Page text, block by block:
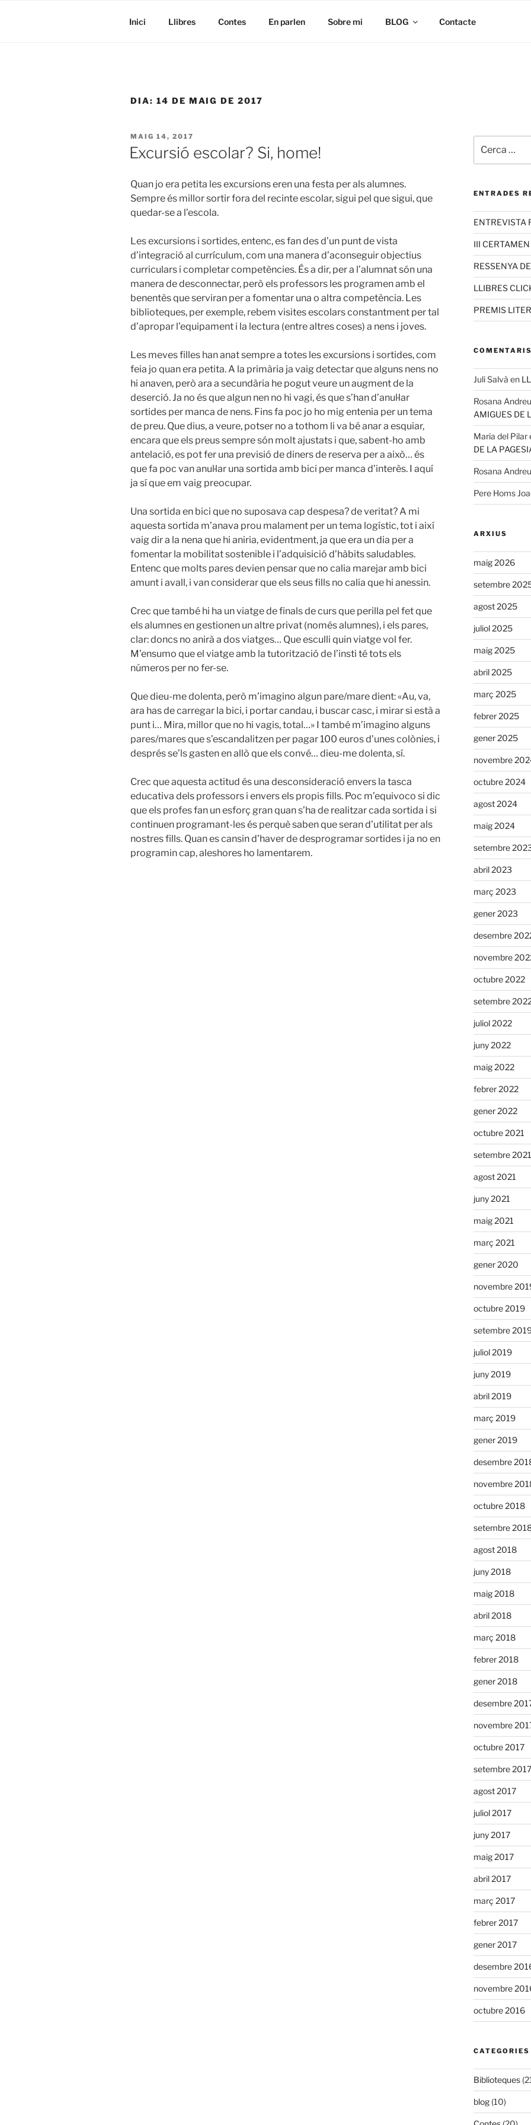
Inici Llibres Contes En parlen Sobre mi BLOG Contacte
DIA: 14 DE MAIG DE 2017
MAIG 14, 2017
Excursió escolar? Si, home!
Quan jo era petita les excursions eren una festa per als alumnes.
Sempre és millor sortir fora del recinte escolar, sigui pel que sigui, que
quedar-se a l’escola.
Les excursions i sortides, entenc, es fan des d’un punt de vista
d’integració al currículum, com una manera d’aconseguir objectius
curriculars i completar competències. És a dir, per a l’alumnat són una
manera de desconnectar, però els professors les programen amb el
benentès que serviran per a fomentar una o altra competència. Les
biblioteques, per exemple, rebem visites escolars constantment per tal
d’apropar l’equipament i la lectura (entre altres coses) a nens i joves.
Les meves filles han anat sempre a totes les excursions i sortides, com
feia jo quan era petita. A la primària ja vaig detectar que alguns nens no
hi anaven, però ara a secundària he pogut veure un augment de la
deserció. Ja no és que algun nen no hi vagi, és que s’han d’anul·lar
sortides per manca de nens. Fins fa poc jo ho mig entenia per un tema
de preu. Que dius, a veure, potser no a tothom li va bé anar a esquiar,
encara que els preus sempre són molt ajustats i que, sabent-ho amb
antelació, es pot fer una previsió de diners de reserva per a això… és
que fa poc van anul·lar una sortida amb bici per manca d’interès. I aquí
ja sí que em vaig preocupar.
Una sortida en bici que no suposava cap despesa? de veritat? A mi
aquesta sortida m’anava prou malament per un tema logístic, tot i així
vaig dir a la nena que hi aniria, evidentment, ja que era un dia per a
fomentar la mobilitat sostenible i l’adquisició d’hàbits saludables.
Entenc que molts pares devien pensar que no calia marejar amb bici
amunt i avall, i van considerar que els seus fills no calia que hi anessin.
Crec que també hi ha un viatge de finals de curs que perilla pel fet que
els alumnes en gestionen un altre privat (només alumnes), i els pares,
clar: doncs no anirà a dos viatges… Que esculli quin viatge vol fer.
M’ensumo que el viatge amb la tutorització de l’insti té tots els
números per no fer-se.
Que dieu-me dolenta, però m’imagino algun pare/mare dient: «Au, va,
ara has de carregar la bici, i portar candau, i buscar casc, i mirar si està a
punt i… Mira, millor que no hi vagis, total…» I també m’imagino alguns
pares/mares que s’escandalitzen per pagar 100 euros d’unes colònies, i
després se’ls gasten en allò que els convé… dieu-me dolenta, sí.
Crec que aquesta actitud és una desconsideració envers la tasca
educativa dels professors i envers els propis fills. Poc m’equivoco si dic
que els profes fan un esforç gran quan s’ha de realitzar cada sortida i si
continuen programant-les és perquè saben que seran d’utilitat per als
nostres fills. Quan es cansin d’haver de desprogramar sortides i ja no en
programin cap, aleshores ho lamentarem.
ENTRADES
ENTREVISTA
III
RESSENYA
LLIBRES
PREMIS
Juli Salvà en
Rosana Andreu
AMIGUES DE
Maria del Pilar
DE LA
Rosana Andreu
Pere Homs
ARXIUS
maig 2026
setembre
agost 2025
juliol 2025
maig 2025
abril 2025
març 2025
febrer 2025
gener 2025
novembre
octubre 2024
agost 2024
maig 2024
setembre
abril 2023
març 2023
gener 2023
desembre
novembre
octubre 2022
setembre
juliol 2022
juny 2022
maig 2022
febrer 2022
gener 2022
octubre 2021
setembre 2021
agost 2021
juny 2021
maig 2021
març 2021
gener 2020
novembre
octubre 2019
setembre
juliol 2019
juny 2019
abril 2019
març 2019
gener 2019
desembre
novembre
octubre 2018
setembre
agost 2018
juny 2018
maig 2018
abril 2018
març 2018
febrer 2018
gener 2018
desembre
novembre
octubre 2017
setembre 2017
agost 2017
juliol 2017
juny 2017
maig 2017
abril 2017
març 2017
febrer 2017
gener 2017
desembre
novembre
octubre 2016
CATEGORIES
Biblioteques
blog(10)